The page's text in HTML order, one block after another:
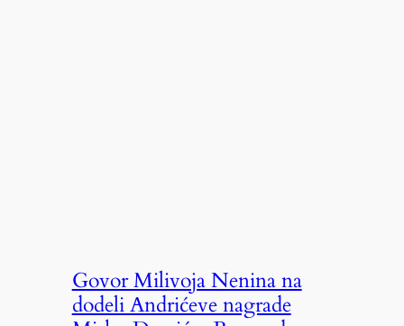
Govor Milivoja Nenina na
dodeli Andrićeve nagrade